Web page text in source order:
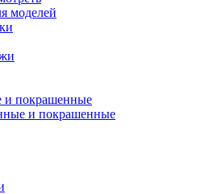
моделей
и покрашенные
и покрашенные